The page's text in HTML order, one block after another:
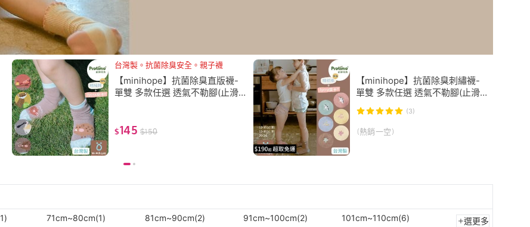
台灣製。抗菌除臭安全。親子襪
【minihope】抗菌除臭直版襪-
單雙 多款任選 透氣不勒腳(止滑
$145 $150
【minihope】抗菌除臭刺繡襪-
單雙 多款任選 透氣不勒腳(止滑
童襪 短襪 抗菌襪 除臭襪 親子襪)
(3)
(熱銷一空)
71cm~80cm(1) 81cm~90cm(2) 91cm~100cm(2) 101cm~110cm(6) 選更多